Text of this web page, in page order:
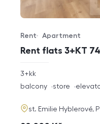
Rent flats 3+KT
Offer type
Rent
Property type
Apartment
rozměry
3+kk
funkce
balcony store
adresa
st. Emilie Hyblerové,